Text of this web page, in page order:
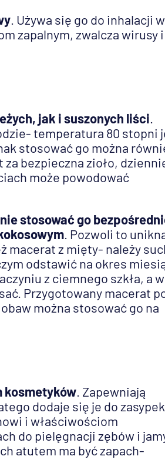
. Używa się go do inhalacji w
zapalnym, zwalcza wirusy i
jak i suszonych liści
temperatura 80 stopni
stosować go można
bezpieczna zioło,
może powodować
stosować go
. Pozwoli to
macerat z mięty- należy
odstawić na okres
z ciemnego szkła, a w
Przygotowany macerat
można stosować go na
kosmetyków . Zapewniają
dodaje się je do
i właściwościom
do pielęgnacji zębów i
atutem ma być zapach-